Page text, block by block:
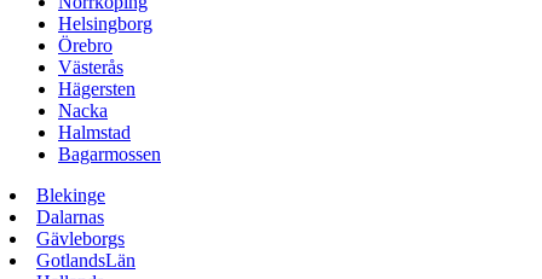
Helsingborg
Örebro
Västerås
Hägersten
Nacka
Halmstad
Bagarmossen
Blekinge
Dalarnas
Gävleborgs
GotlandsLän